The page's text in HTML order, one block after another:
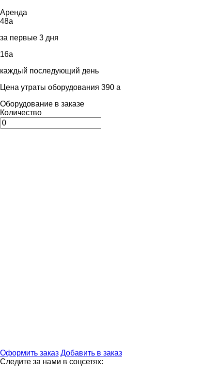
Аренда
48a
за первые 3 дня
16a
каждый последующий день
Цена утраты оборудования 390 a
Оборудование в заказе
Количество
Оформить заказ Добавить в заказ
Следите за нами в соцсетях: